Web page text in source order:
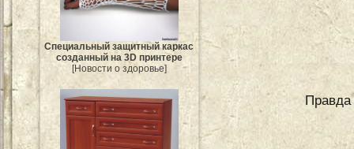
Специальный защитный каркас
созданный на 3D принтере
[Новости о здоровье]
Правда